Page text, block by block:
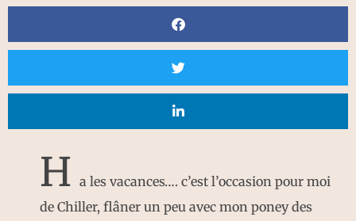
H a les vacances…. c’est l’occasion pour moi
de Chiller, flâner un peu avec mon poney des